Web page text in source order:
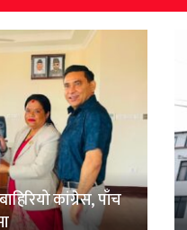
कांग्रेस, पाँच